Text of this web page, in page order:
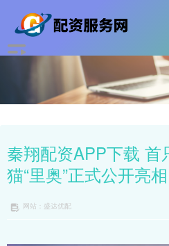
秦翔配资APP下载 首
猫“里奥”正式公开亮相
网站：盛达优配